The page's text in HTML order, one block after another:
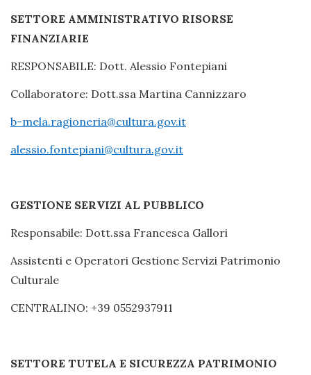
SETTORE AMMINISTRATIVO RISORSE
FINANZIARIE
RESPONSABILE: Dott. Alessio Fontepiani
Collaboratore: Dott.ssa Martina Cannizzaro
b-mela.ragioneria@cultura.gov.it
alessio.fontepiani@cultura.gov.it
GESTIONE SERVIZI AL PUBBLICO
Responsabile: Dott.ssa Francesca Gallori
Assistenti e Operatori Gestione Servizi Patrimonio
Culturale
CENTRALINO: +39 0552937911
SETTORE TUTELA E SICUREZZA PATRIMONIO